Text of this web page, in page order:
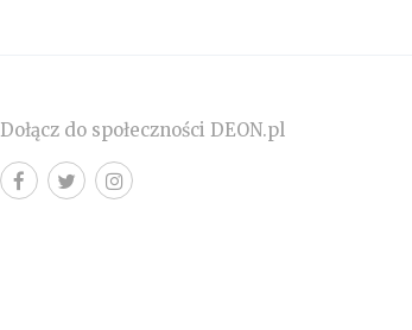
Dołącz do społeczności DEON.pl